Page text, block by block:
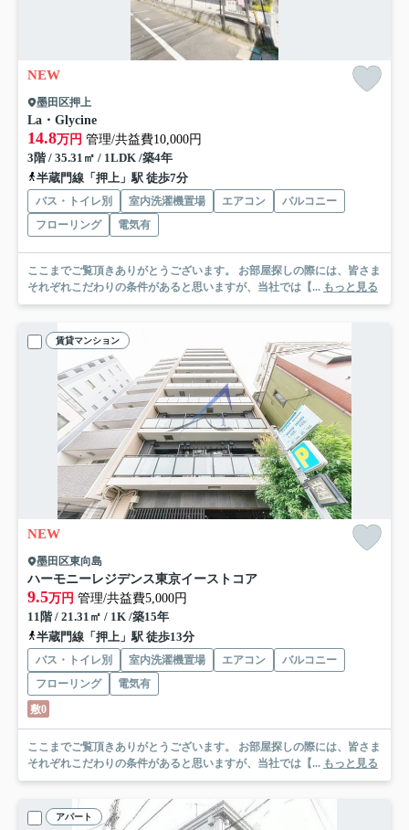
NEW
墨田区押上
La・Glycine
14.8万円 管理/共益費10,000円
3階 / 35.31㎡ / 1LDK /築4年
半蔵門線「押上」駅 徒歩7分
バス・トイレ別 室内洗濯機置場 エアコン
バルコニー
フローリング
電気有
ここまでご覧頂きありがとうございます。 お部屋探しの際には、皆さま
それぞれこだわりの条件があると思いますが、当社では【... もっと見る
賃貸マンション
NEW
墨田区東向島
ハーモニーレジデンス東京イーストコア
9.5万円 管理/共益費5,000円
11階 / 21.31㎡ / 1K /築15年
半蔵門線「押上」駅 徒歩13分
バス・トイレ別 室内洗濯機置場 エアコン
バルコニー
フローリング
電気有
敷0
ここまでご覧頂きありがとうございます。 お部屋探しの際には、皆さま
それぞれこだわりの条件があると思いますが、当社では【... もっと見る
アパート